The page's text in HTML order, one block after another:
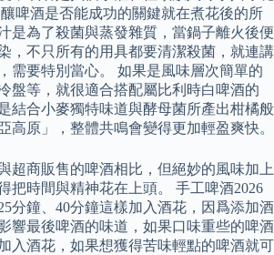
啤酒是否能成功的關鍵就在煮花後的所
是為了殺菌與蒸發雜質，當鍋子離火後便
，不只所有的用具都要清潔殺菌，就連講
需要特別當心。 如果是風味層次簡單的
盤等，就很適合搭配屬比利時白啤酒的
結合小麥獨特味道與酵母菌所產出柑橘般
高原」，整體共鳴會變得更加輕盈爽快。
超商販售的啤酒相比，但絕妙的風味加上
把時間與精神花在上頭。 手工啤酒2026
分鐘、40分鐘這樣加入酒花，因爲添加酒
響最後啤酒的味道，如果口味重些的啤酒
入酒花，如果想獲得苦味輕點的啤酒就可